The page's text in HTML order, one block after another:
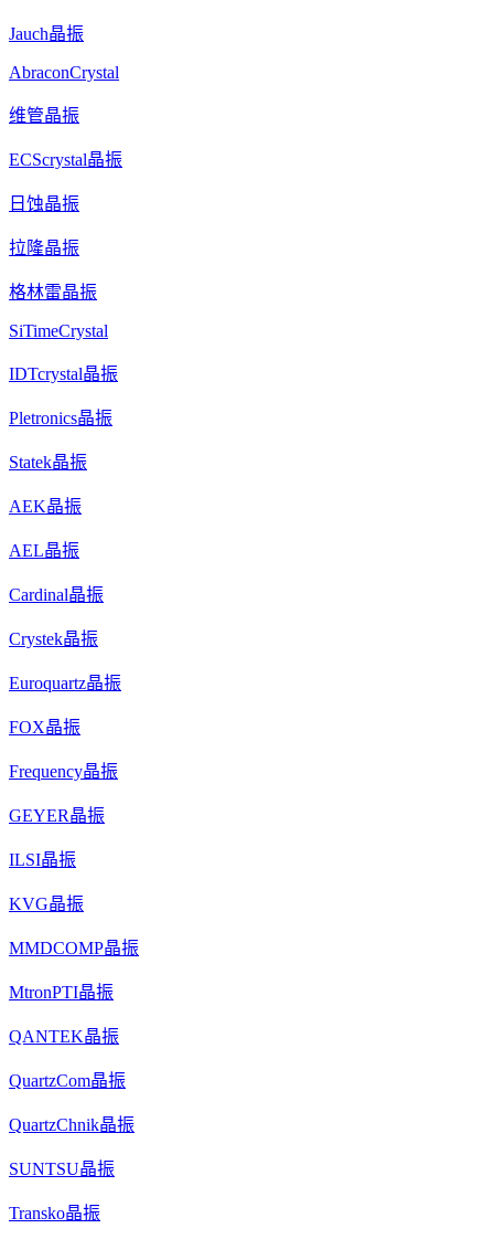
Jauch晶振
AbraconCrystal
维管晶振
ECScrystal晶振
日蚀晶振
拉隆晶振
格林雷晶振
SiTimeCrystal
IDTcrystal晶振
Pletronics晶振
Statek晶振
AEK晶振
AEL晶振
Cardinal晶振
Crystek晶振
Euroquartz晶振
FOX晶振
Frequency晶振
GEYER晶振
ILSI晶振
KVG晶振
MMDCOMP晶振
MtronPTI晶振
QANTEK晶振
QuartzCom晶振
QuartzChnik晶振
SUNTSU晶振
Transko晶振